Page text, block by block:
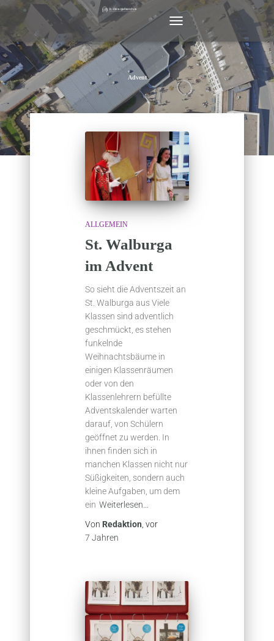
NAVIGATION
UMSCHALTEN
Advent
ALLGEMEIN
St. Walburga
im Advent
So sieht die Adventszeit an
St. Walburga aus Viele
Klassen sind adventlich
geschmückt, es stehen
funkelnde
Weihnachtsbäume in
einigen Klassenräumen
oder von den
Klassenlehrern befüllte
Adventskalender warten
darauf, von Schülern
geöffnet zu werden. In
ihnen finden sich in
manchen Klassen nicht nur
Süßigkeiten, sondern auch
kleine Aufgaben, um dem
ein Weiterlesen…
Von Redaktion, vor
7 Jahren